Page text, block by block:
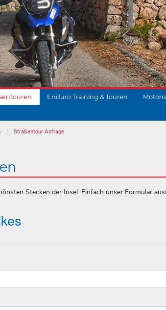
Enduro Training & Touren
Straßentour Anfrage
Stecken der Insel. Einfach unser Formular